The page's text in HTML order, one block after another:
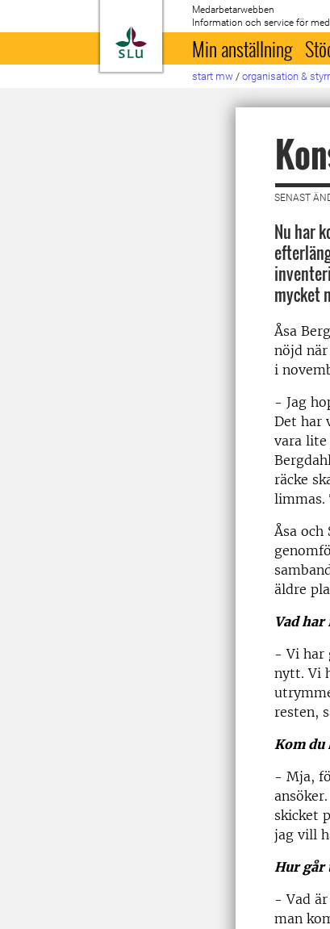
Till startsida
Medarbetarwebben
Information och service för
Min anställning
start mw / organisation &
SENAST
Nu har
mycket
Åsa
nöjd
i
- Jag
Det har
vara lite
räcke
limmas.
Åsa
äldre
Vad
- Vi har
nytt. Vi
resten,
Kom du
- Mja,
skicket
jag vill
Hur går
- Vad
man